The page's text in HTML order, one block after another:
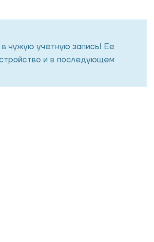
чужую учетную запись! Ее
и в последующем